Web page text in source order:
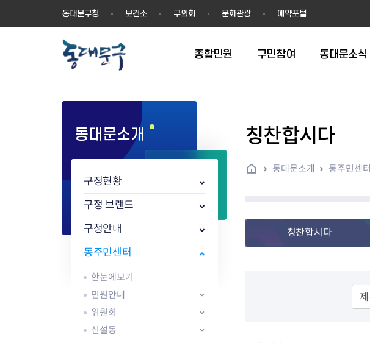
동대문구청 보건소 구의회 문화관광 예약포털
종합민원
민원실안내
온라인번호표 발급(대기현황)
무인민원발급기
민원편의시책 및 제도
가족관계등록 제신고 후속절차
원스톱 통합안내
행정서비스헌장
어디서나민원
세무
건설관리
건축
대
청
구민참여
온라인접수
온라인접수내역
설문조사
추진현황
자주묻는질문
새소식
동대문소식
구정소식
보도자료
포토구정
고시공고
입법예고
문화행사
강좌교육
채용공고
유관기관소식
공모사업 알림방
동대문구소식지
실버 소식지
출산‧양육‧다자녀지원 안내
주요업무계획(2024년~)
주요업무계획(~2023년)
비전 2026
동대문구청장직 인수위원회 백
월중주요행사
정책실명제
수상현황
월별행사달력
예산일반현황
주민참여예산제도
지방재정공시
예산낭비신고
행
결
지
역사
상징물
기본현황
행정구역
꽃의 도시
Walking City
상징말(BI)
도시브랜드
청
교육소식
교육프로그램
정보화교육
여성복지관
평생학습관
교육지원센터
구민 아카데미 신청
민방위
원어민 화상영어
동국 천문대
교육경비보조금 지원
일자리소식
일자리센터
직업소개사업
동대문소개
구정현황
구정 브랜드
구청안내
동주민센터
한눈에보기
민원안내
위원회
신설동
칭찬합시다
홈 동대문소개 동주민센터
칭찬합시다